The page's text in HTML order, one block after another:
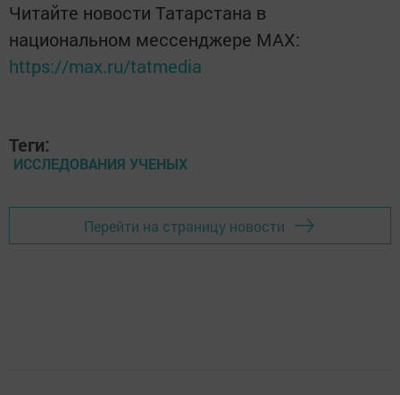
Читайте новости Татарстана в
национальном мессенджере MАХ:
https://max.ru/tatmedia
Теги:
ИССЛЕДОВАНИЯ УЧЕНЫХ
Перейти на страницу новости